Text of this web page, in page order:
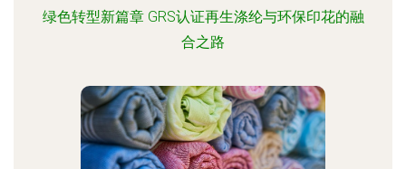
绿色转型新篇章 GRS认证再生涤纶与环保印花的融
合之路